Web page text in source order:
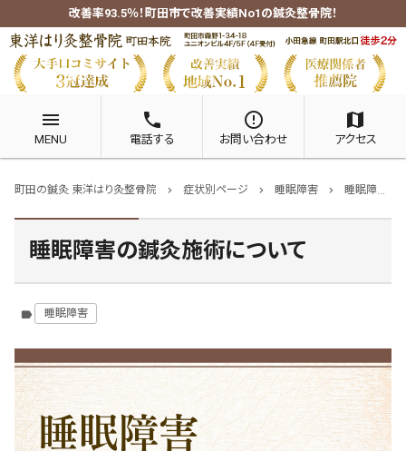
改善率93.5％！町田市で改善実績No1の鍼灸整骨院！
menu
MENU
phone
電話する
error_outline
お問い合わせ
map
アクセス
町田の鍼灸 東洋はり灸整骨院 chevron_right 症状別ページ chevron_right 睡眠障害 chevron_right 睡眠障害の鍼灸施術について
睡眠障害の鍼灸施術について
label 睡眠障害